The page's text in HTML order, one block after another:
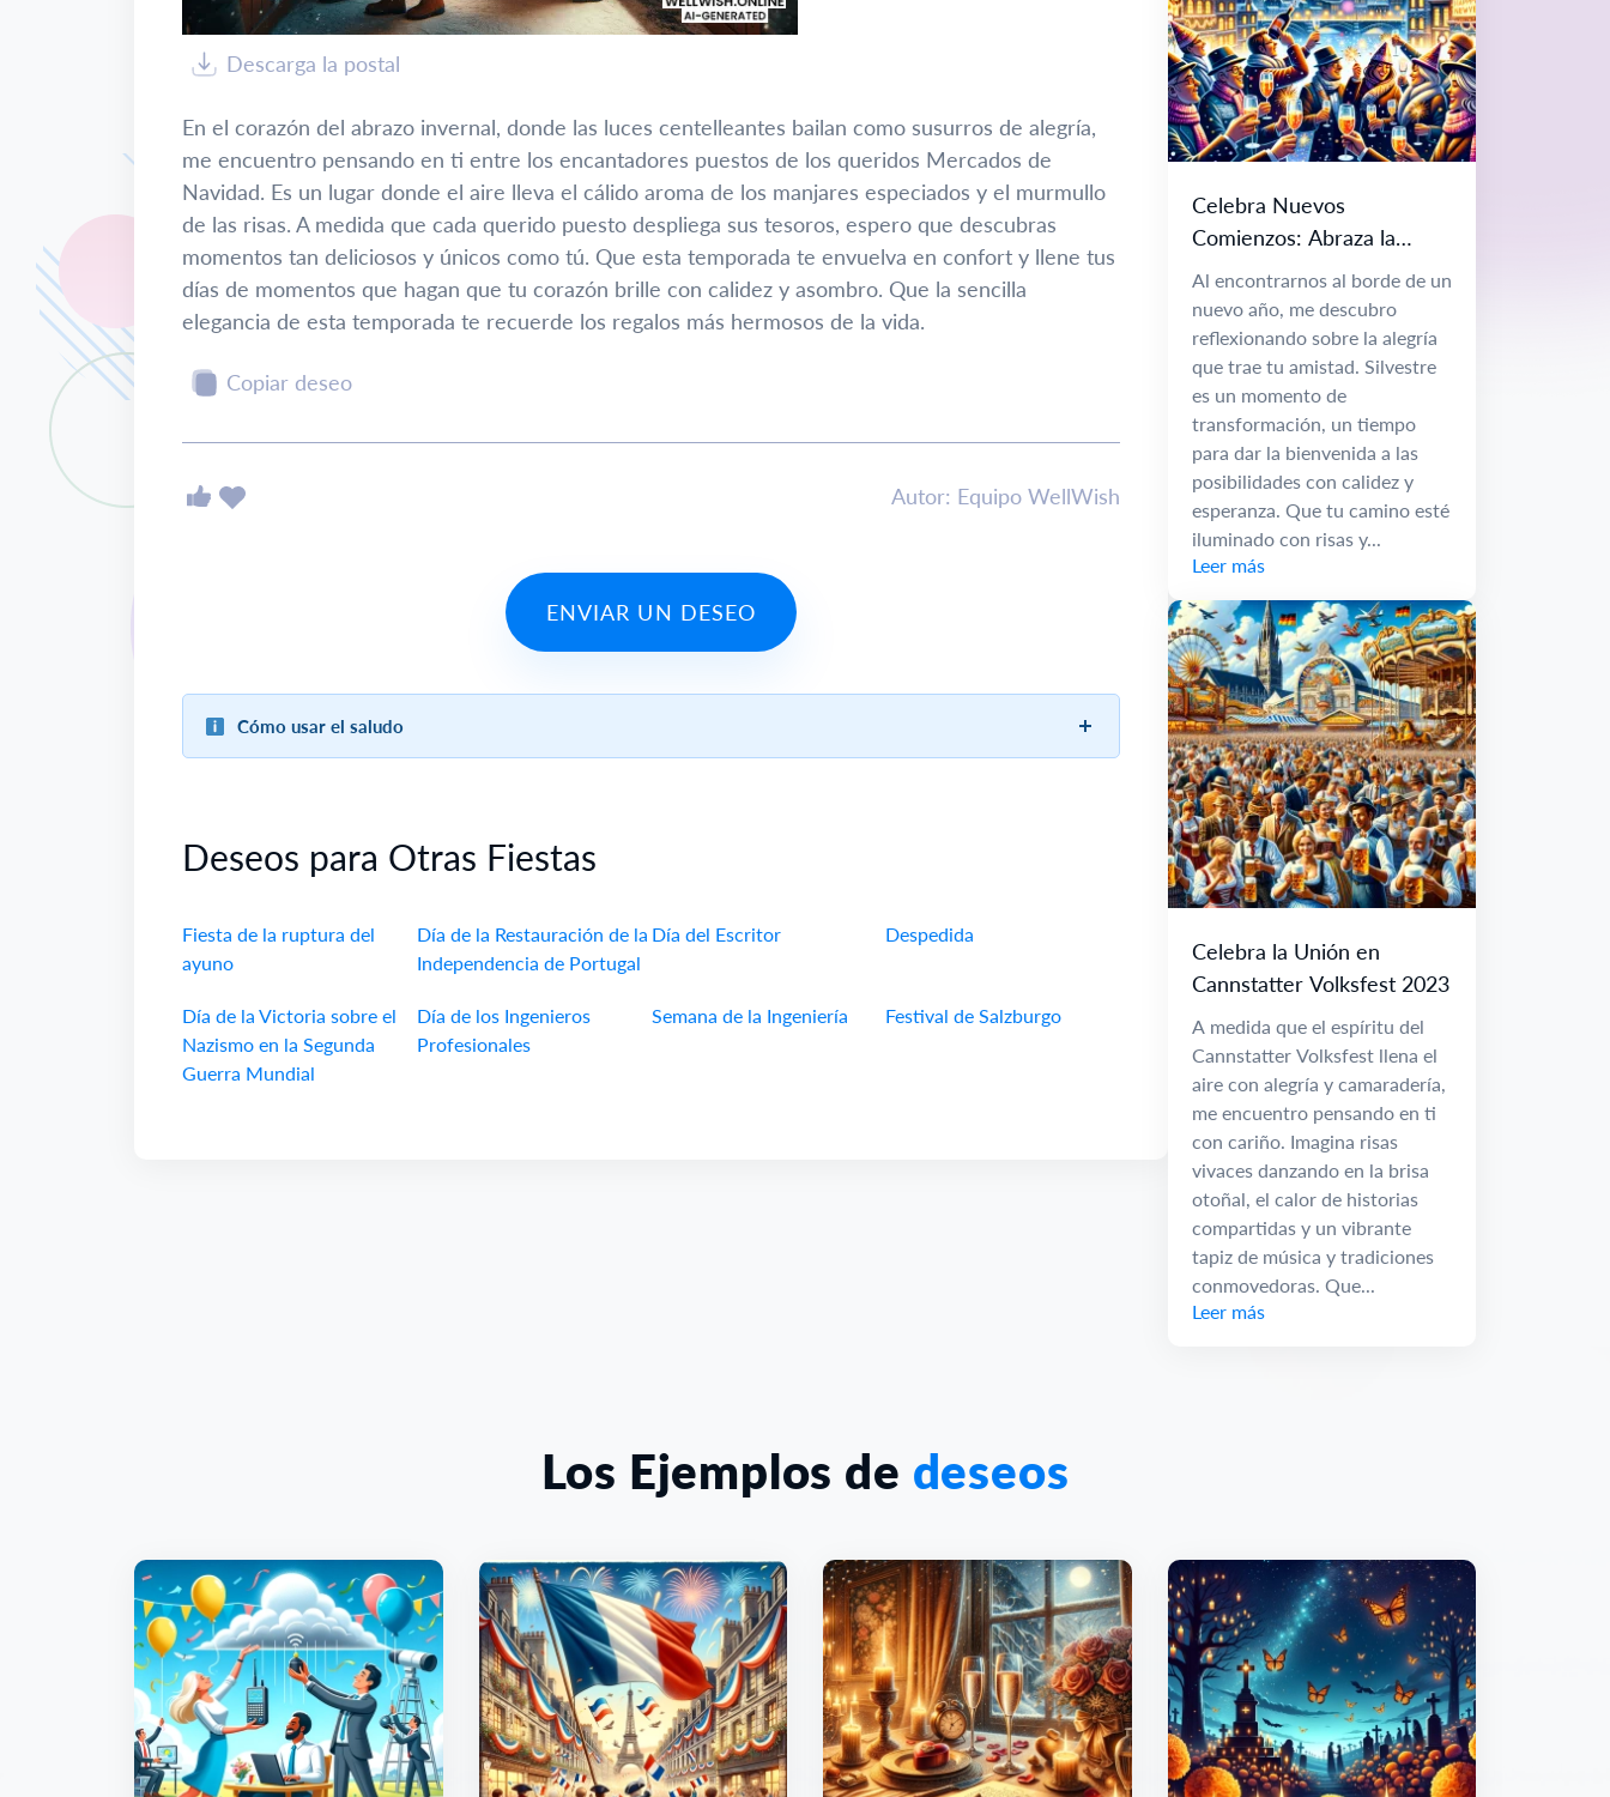
Descarga la postal
En el corazón del abrazo invernal, donde las luces centelleantes bailan como susurros de alegría,
me encuentro pensando en ti entre los encantadores puestos de los queridos Mercados de
Navidad. Es un lugar donde el aire lleva el cálido aroma de los manjares especiados y el murmullo
de las risas. A medida que cada querido puesto despliega sus tesoros, espero que descubras
momentos tan deliciosos y únicos como tú. Que esta temporada te envuelva en confort y llene tus
días de momentos que hagan que tu corazón brille con calidez y asombro. Que la sencilla
elegancia de esta temporada te recuerde los regalos más hermosos de la vida.
Copiar deseo
Autor: Equipo WellWish
ENVIAR UN DESEO
Cómo usar el saludo
Deseos para Otras Fiestas
Fiesta de la ruptura del
ayuno
Día de la Restauración de la
Independencia de Portugal
Día del Escritor Despedida
Día de la Victoria sobre el
Nazismo en la Segunda
Guerra Mundial
Día de los Ingenieros
Profesionales
Semana de la Ingeniería Festival de Salzburgo
Celebra Nuevos
Comienzos: Abraza la
Alegría y la Amistad
Al encontrarnos al borde de un
nuevo año, me descubro
reflexionando sobre la alegría
que trae tu amistad. Silvestre
es un momento de
transformación, un tiempo
para dar la bienvenida a las
posibilidades con calidez y
esperanza. Que tu camino esté
iluminado con risas y...
Leer más
Celebra la Unión en
Cannstatter Volksfest 2023
A medida que el espíritu del
Cannstatter Volksfest llena el
aire con alegría y camaradería,
me encuentro pensando en ti
con cariño. Imagina risas
vivaces danzando en la brisa
otoñal, el calor de historias
compartidas y un vibrante
tapiz de música y tradiciones
conmovedoras. Que...
Leer más
Los Ejemplos de deseos